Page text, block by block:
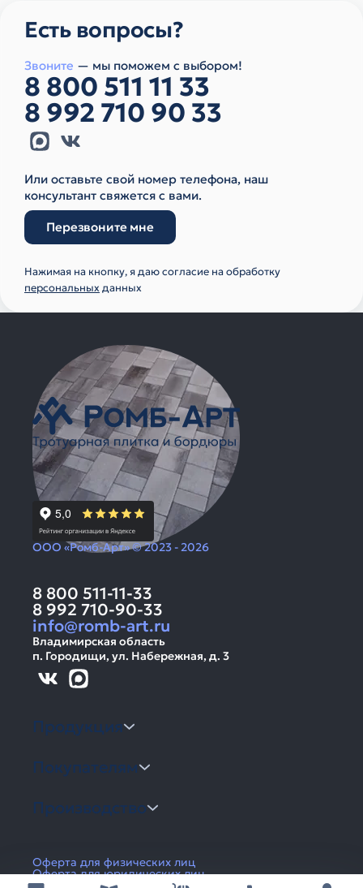
Есть вопросы?
Звоните — мы поможем с выбором!
8 800 511 11 33
8 992 710 90 33
Или оставьте свой номер телефона, наш
консультант свяжется с вами.
Перезвоните мне
Нажимая на кнопку, я даю согласие на обработку
персональныхданных
ООО «Ромб-Арт» © 2023 - 2026
8 800 511-11-33
8 992 710-90-33
info@romb-art.ru
Владимирская область
п. Городищи, ул. Набережная, д. 3
Продукция
Покупателям
Производство
Оферта для физических лиц
Оферта для юридических лиц
Политика конфиденциальности